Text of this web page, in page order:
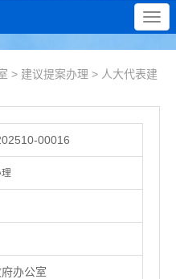
> 建议提案办理 > 人大代表建
00016
办公室